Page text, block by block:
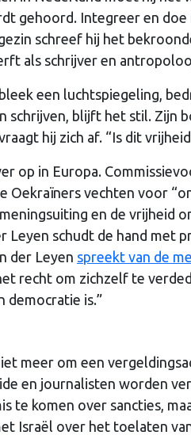
gehoord. Integreer en
schreef hij het
als schrijver en
een luchtspiegeling,
schrijven, blijft het stil. Zijn
hij zich af. “Is dit
op in Europa.
Oekraïners vechten voor
en de vrijheid
Leyen schudt de hand met
der Leyen spreekt van de
recht om zichzelf te
democratie is.”
meer om een
en journalisten worden
te komen over sancties,
Israël over het toelaten